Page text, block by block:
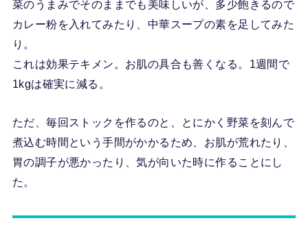
菜のうまみでそのままでも美味しいが、多少飽きるので
カレー粉を入れてみたり、中華スープの素を足してみた
り。
これは効果テキメン。お肌の具合も善くなる。1週間で
1kgは確実に減る。
ただ、毎回ストックを作るのと、とにかく野菜を刻んで
煮込む時間という手間がかかるため、お肌が荒れたり、
胃の調子が悪かったり、気が向いた時に作ることにし
た。